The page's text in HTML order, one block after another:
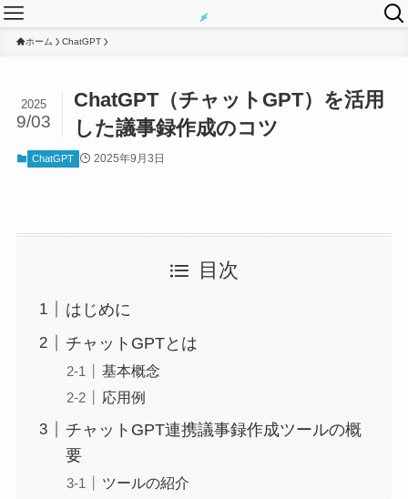
ホーム ChatGPT
ChatGPT（チャットGPT）を活用
した議事録作成のコツ
2025
9/03
ChatGPT 2025年9月3日
目次
はじめに
チャットGPTとは
基本概念
応用例
チャットGPT連携議事録作成ツールの概
要
ツールの紹介